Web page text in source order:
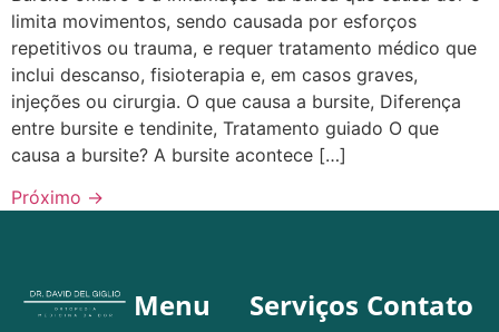
limita movimentos, sendo causada por esforços
repetitivos ou trauma, e requer tratamento médico que
inclui descanso, fisioterapia e, em casos graves,
injeções ou cirurgia. O que causa a bursite, Diferença
entre bursite e tendinite, Tratamento guiado O que
causa a bursite? A bursite acontece […]
Próximo →
Menu Serviços Contato